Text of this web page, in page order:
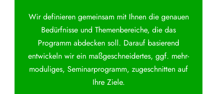
Wir definieren gemeinsam mit Ihnen die genauen
Bedürfnisse und Themenbereiche, die das
Programm abdecken soll. Darauf basierend
entwickeln wir ein maßgeschneidertes, ggf. mehr-
moduliges, Seminarprogramm, zugeschnitten auf
Ihre Ziele.